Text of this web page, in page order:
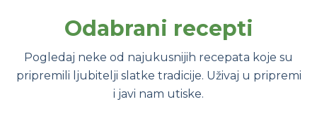
Odabrani recepti
Pogledaj neke od najukusnijih recepata koje su
pripremili ljubitelji slatke tradicije. Uživaj u pripremi
i javi nam utiske.